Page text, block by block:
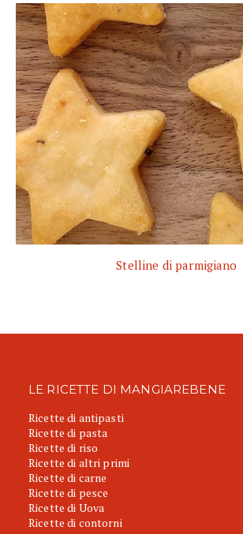
Stelline di parmigiano
LE RICETTE DI MANGIAREBENE
Ricette di antipasti
Ricette di pasta
Ricette di riso
Ricette di altri primi
Ricette di carne
Ricette di pesce
Ricette di Uova
Ricette di contorni